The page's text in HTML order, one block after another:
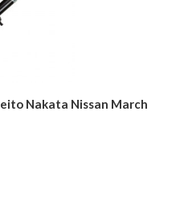
Nakata Nissan March